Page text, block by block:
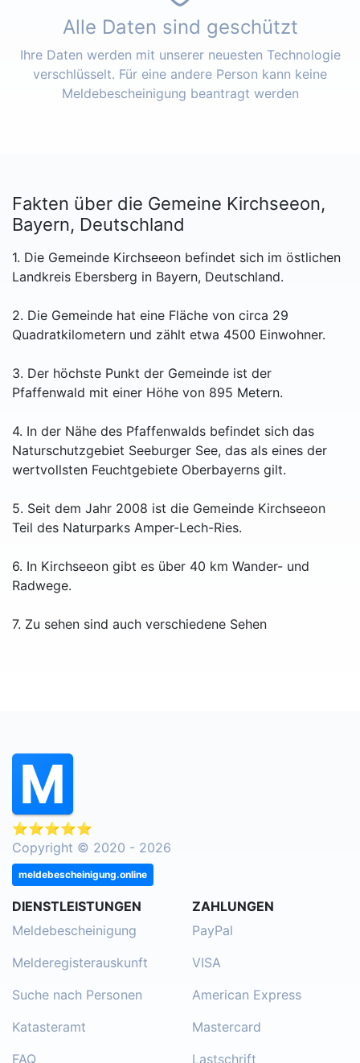
Alle Daten sind geschützt
Ihre Daten werden mit unserer neuesten Technologie
verschlüsselt. Für eine andere Person kann keine
Meldebescheinigung beantragt werden
Fakten über die Gemeine Kirchseeon,
Bayern, Deutschland
1. Die Gemeinde Kirchseeon befindet sich im östlichen
Landkreis Ebersberg in Bayern, Deutschland.
2. Die Gemeinde hat eine Fläche von circa 29
Quadratkilometern und zählt etwa 4500 Einwohner.
3. Der höchste Punkt der Gemeinde ist der
Pfaffenwald mit einer Höhe von 895 Metern.
4. In der Nähe des Pfaffenwalds befindet sich das
Naturschutzgebiet Seeburger See, das als eines der
wertvollsten Feuchtgebiete Oberbayerns gilt.
5. Seit dem Jahr 2008 ist die Gemeinde Kirchseeon
Teil des Naturparks Amper-Lech-Ries.
6. In Kirchseeon gibt es über 40 km Wander- und
Radwege.
7. Zu sehen sind auch verschiedene Sehen
⭐⭐⭐⭐⭐
Copyright © 2020 - 2026
meldebescheinigung.online
DIENSTLEISTUNGEN
Meldebescheinigung
Melderegisterauskunft
Suche nach Personen
Katasteramt
FAQ
ZAHLUNGEN
PayPal
VISA
American Express
Mastercard
Lastschrift